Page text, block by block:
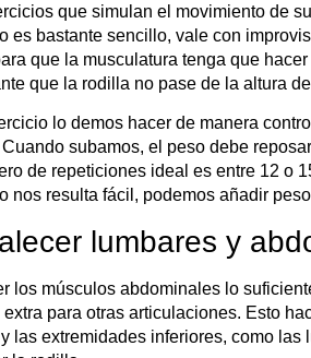
que simulan el movimiento de
es bastante sencillo, vale con
que la musculatura tenga que
que la rodilla no pase de la altura
lo demos hacer de manera
Cuando subamos, el peso debe
de repeticiones ideal es entre 12 o
nos resulta fácil, podemos añadir
lumbares y
los músculos abdominales lo
para otras articulaciones. Esto
las extremidades inferiores, como las